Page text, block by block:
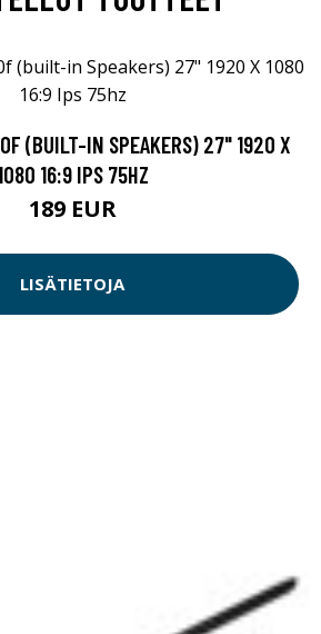
(BUILT-IN SPEAKERS) 27" 1920 X
16:9 IPS 75HZ
189 EUR
LISÄTIETOJA